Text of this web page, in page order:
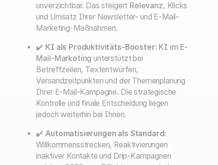
unverzichtbar. Das steigert Relevanz, Klicks
und Umsatz Ihrer Newsletter- und E-Mail-
Marketing-Maßnahmen.
✔️ KI als Produktivitäts-Booster: KI im E-
Mail-Marketing unterstützt bei
Betreffzeilen, Textentwürfen,
Versandzeitpunkten und der Themenplanung
Ihrer E-Mail-Kampagne. Die strategische
Kontrolle und finale Entscheidung liegen
jedoch weiterhin bei Ihnen.
✔️ Automatisierungen als Standard:
Willkommensstrecken, Reaktivierungen
inaktiver Kontakte und Drip-Kampagnen